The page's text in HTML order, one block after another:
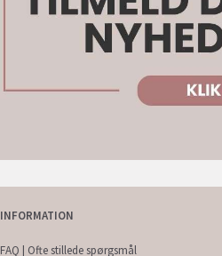
INFORMATION
FAQ | Ofte stillede spørgsmål